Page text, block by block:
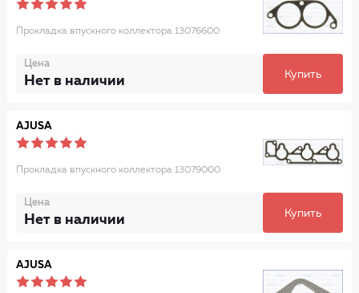
Прокладка впускного коллектора 13076600
Цена
Нет в наличии Купить
AJUSA
Прокладка впускного коллектора 13079000
Цена
Нет в наличии Купить
AJUSA